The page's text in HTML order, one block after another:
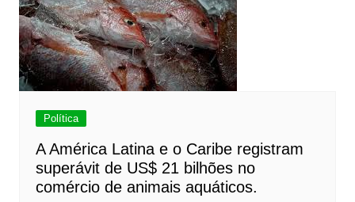
Política
A América Latina e o Caribe registram
superávit de US$ 21 bilhões no
comércio de animais aquáticos.